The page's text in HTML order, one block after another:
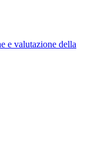
e valutazione della